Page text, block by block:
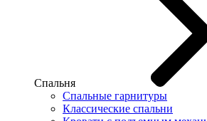
Спальня
Спальные гарнитуры
Классические спальни